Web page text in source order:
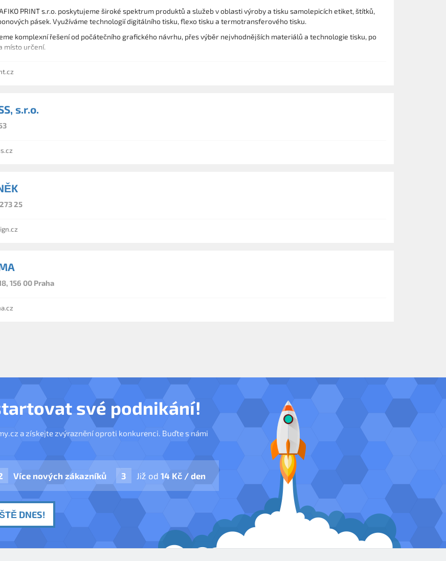
PRINT s.r.o. poskytujeme široké spektrum produktů a služeb v oblasti výroby a tisku samolepicích etiket, štítků,
pásek. Využíváme technologií digitálního tisku, flexo tisku a termotransferového tisku.
komplexní řešení od počátečního grafického návrhu, přes výběr nejvhodnějších materiálů a technologie tisku, po
místo určení.
s.r.o.
25
156 00 Praha
své podnikání!
a získejte zvýraznění oproti konkurenci. Buďte s námi
Více nových zákazníků Již od 14 Kč / den
DNES!